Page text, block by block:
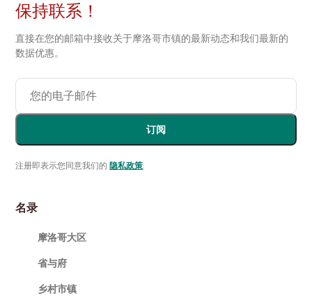
保持联系！
直接在您的邮箱中接收关于摩洛哥市镇的最新动态和我们最新的
数据优惠。
订阅
注册即表示您同意我们的 隐私政策.
名录
摩洛哥大区
省与府
乡村市镇